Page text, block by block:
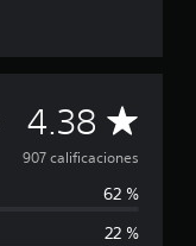
4.38 C
a
l
907 calificaciones
62 %
22 %